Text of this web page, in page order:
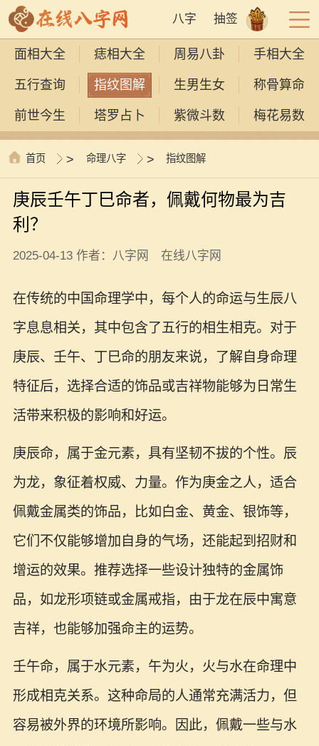
八字 抽签
面相大全 痣相大全 周易八卦 手相大全
五行查询 指纹图解 生男生女 称骨算命
前世今生 塔罗占卜 紫微斗数 梅花易数
首页 > 命理八字 > 指纹图解
庚辰壬午丁巳命者，佩戴何物最为吉
利？
2025-04-13 作者：八字网 在线八字网
在传统的中国命理学中，每个人的命运与生辰八
字息息相关，其中包含了五行的相生相克。对于
庚辰、壬午、丁巳命的朋友来说，了解自身命理
特征后，选择合适的饰品或吉祥物能够为日常生
活带来积极的影响和好运。
庚辰命，属于金元素，具有坚韧不拔的个性。辰
为龙，象征着权威、力量。作为庚金之人，适合
佩戴金属类的饰品，比如白金、黄金、银饰等，
它们不仅能够增加自身的气场，还能起到招财和
增运的效果。推荐选择一些设计独特的金属饰
品，如龙形项链或金属戒指，由于龙在辰中寓意
吉祥，也能够加强命主的运势。
壬午命，属于水元素，午为火，火与水在命理中
形成相克关系。这种命局的人通常充满活力，但
容易被外界的环境所影响。因此，佩戴一些与水